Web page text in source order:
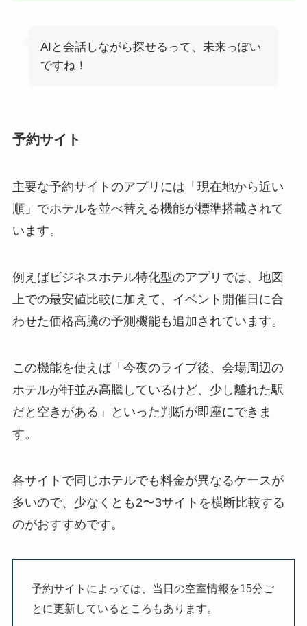
AIと会話しながら探せるって、未来っぽい
ですね！
予約サイト
主要な予約サイトのアプリには「現在地から近い
順」でホテルを並べ替える機能が標準搭載されて
います。
例えばビジネスホテル特化型のアプリでは、地図
上での最安値比較に加えて、イベント開催日に合
わせた価格高騰の予測機能も追加されています。
この機能を使えば「今夜のライブ後、会場周辺の
ホテルが軒並み高騰しているけど、少し離れた駅
だと空きがある」といった判断が即座にできま
す。
各サイトで同じホテルでも料金が異なるケースが
多いので、少なくとも2〜3サイトを横断比較する
のがおすすめです。
予約サイトによっては、当日の空室情報を15分ご
とに更新しているところもあります。